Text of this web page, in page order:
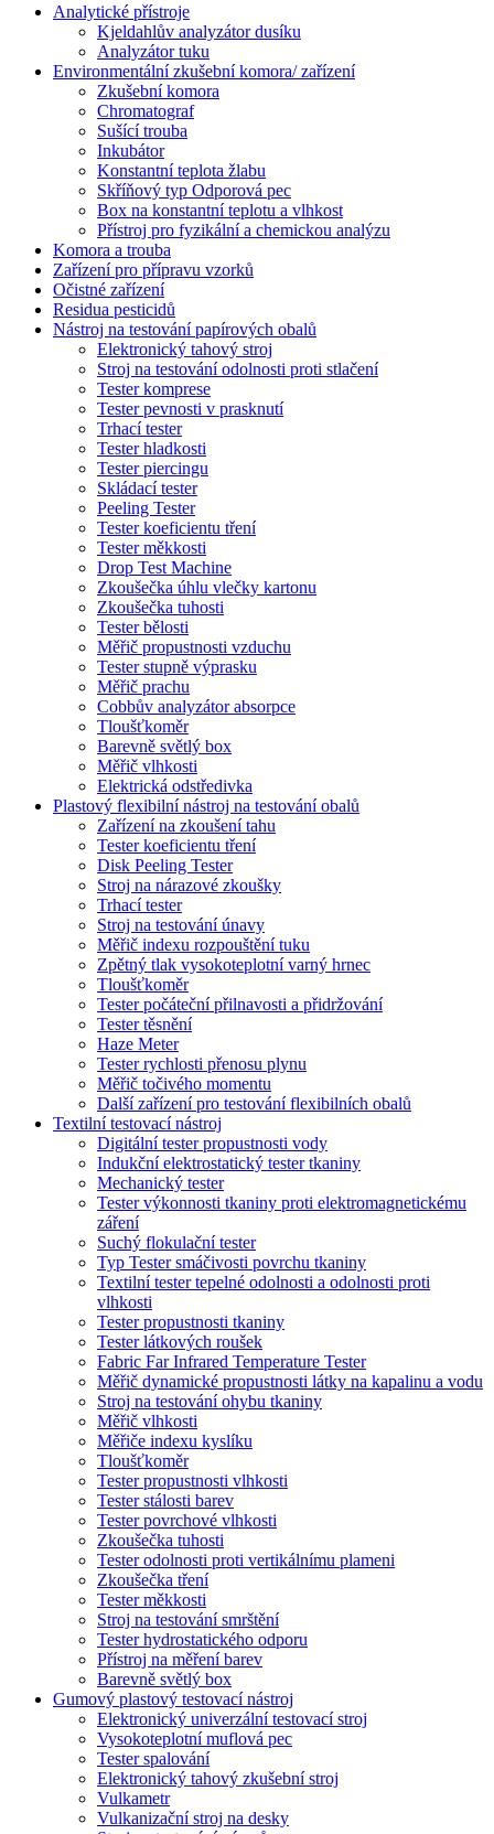
Analytické přístroje
Kjeldahlův analyzátor dusíku
Analyzátor tuku
Environmentální zkušební komora/ zařízení
Zkušební komora
Chromatograf
Sušící trouba
Inkubátor
Konstantní teplota žlabu
Skříňový typ Odporová pec
Box na konstantní teplotu a vlhkost
Přístroj pro fyzikální a chemickou analýzu
Komora a trouba
Zařízení pro přípravu vzorků
Očistné zařízení
Residua pesticidů
Nástroj na testování papírových obalů
Elektronický tahový stroj
Stroj na testování odolnosti proti stlačení
Tester komprese
Tester pevnosti v prasknutí
Trhací tester
Tester hladkosti
Tester piercingu
Skládací tester
Peeling Tester
Tester koeficientu tření
Tester měkkosti
Drop Test Machine
Zkoušečka úhlu vlečky kartonu
Zkoušečka tuhosti
Tester bělosti
Měřič propustnosti vzduchu
Tester stupně výprasku
Měřič prachu
Cobbův analyzátor absorpce
Tloušťkoměr
Barevně světlý box
Měřič vlhkosti
Elektrická odstředivka
Plastový flexibilní nástroj na testování obalů
Zařízení na zkoušení tahu
Tester koeficientu tření
Disk Peeling Tester
Stroj na nárazové zkoušky
Trhací tester
Stroj na testování únavy
Měřič indexu rozpouštění tuku
Zpětný tlak vysokoteplotní varný hrnec
Tloušťkoměr
Tester počáteční přilnavosti a přidržování
Tester těsnění
Haze Meter
Tester rychlosti přenosu plynu
Měřič točivého momentu
Další zařízení pro testování flexibilních obalů
Textilní testovací nástroj
Digitální tester propustnosti vody
Indukční elektrostatický tester tkaniny
Mechanický tester
Tester výkonnosti tkaniny proti elektromagnetickému
záření
Suchý flokulační tester
Typ Tester smáčivosti povrchu tkaniny
Textilní tester tepelné odolnosti a odolnosti proti
vlhkosti
Tester propustnosti tkaniny
Tester látkových roušek
Fabric Far Infrared Temperature Tester
Měřič dynamické propustnosti látky na kapalinu a vodu
Stroj na testování ohybu tkaniny
Měřič vlhkosti
Měřiče indexu kyslíku
Tloušťkoměr
Tester propustnosti vlhkosti
Tester stálosti barev
Tester povrchové vlhkosti
Zkoušečka tuhosti
Tester odolnosti proti vertikálnímu plameni
Zkoušečka tření
Tester měkkosti
Stroj na testování smrštění
Tester hydrostatického odporu
Přístroj na měření barev
Barevně světlý box
Gumový plastový testovací nástroj
Elektronický univerzální testovací stroj
Vysokoteplotní muflová pec
Tester spalování
Elektronický tahový zkušební stroj
Vulkametr
Vulkanizační stroj na desky